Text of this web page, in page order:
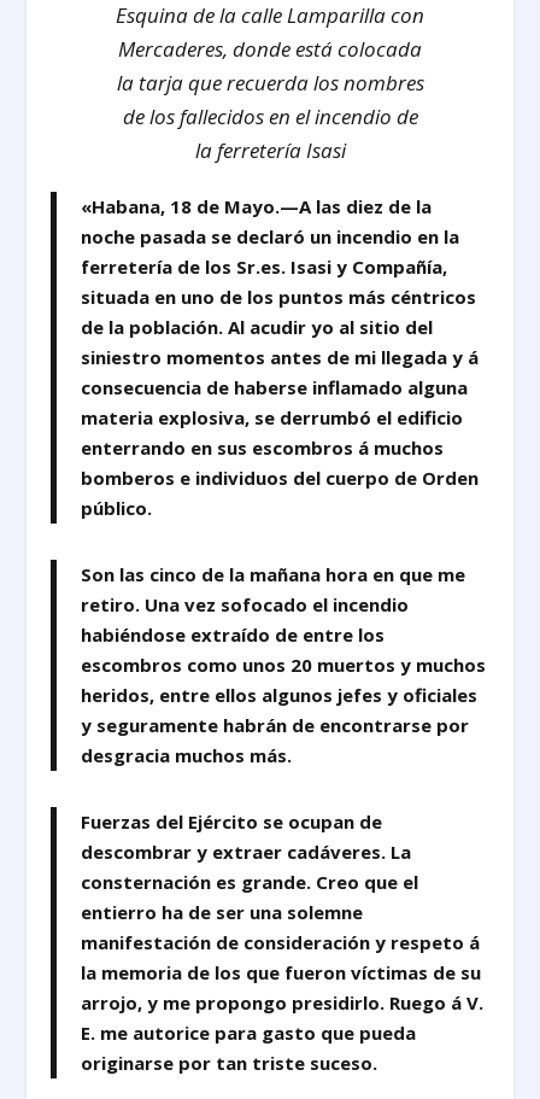
Esquina de la calle Lamparilla con
Mercaderes, donde está colocada
la tarja que recuerda los nombres
de los fallecidos en el incendio de
la ferretería Isasi
«Habana, 18 de Mayo.—A las diez de la
noche pasada se declaró un incendio en la
ferretería de los Sr.es. Isasi y Compañía,
situada en uno de los puntos más céntricos
de la población. Al acudir yo al sitio del
siniestro momentos antes de mi llegada y á
consecuencia de haberse inflamado alguna
materia explosiva, se derrumbó el edificio
enterrando en sus escombros á muchos
bomberos e individuos del cuerpo de Orden
público.
Son las cinco de la mañana hora en que me
retiro. Una vez sofocado el incendio
habiéndose extraído de entre los
escombros como unos 20 muertos y muchos
heridos, entre ellos algunos jefes y oficiales
y seguramente habrán de encontrarse por
desgracia muchos más.
Fuerzas del Ejército se ocupan de
descombrar y extraer cadáveres. La
consternación es grande. Creo que el
entierro ha de ser una solemne
manifestación de consideración y respeto á
la memoria de los que fueron víctimas de su
arrojo, y me propongo presidirlo. Ruego á V.
E. me autorice para gasto que pueda
originarse por tan triste suceso.